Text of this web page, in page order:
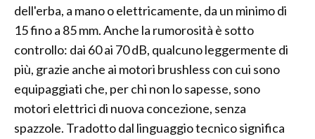
dell'erba, a mano o elettricamente, da un minimo di
15 fino a 85 mm. Anche la rumorosità è sotto
controllo: dai 60 ai 70 dB, qualcuno leggermente di
più, grazie anche ai motori brushless con cui sono
equipaggiati che, per chi non lo sapesse, sono
motori elettrici di nuova concezione, senza
spazzole. Tradotto dal linguaggio tecnico significa